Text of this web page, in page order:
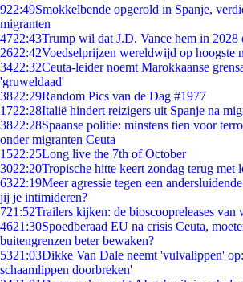
922:49Smokkelbende opgerold in Spanje,
migranten
4722:43Trump wil dat J.D. Vance hem in 2028
2622:42Voedselprijzen wereldwijd op hoogste
3422:32Ceuta-leider noemt Marokkaanse
'gruweldaad'
3822:29Random Pics van de Dag #1977
1722:28Italië hindert reizigers uit Spanje na
3822:28Spaanse politie: minstens tien voor
onder migranten Ceuta
1522:25Long live the 7th of October
3022:20Tropische hitte keert zondag terug met
6322:19Meer agressie tegen een
jij je intimideren?
721:52Trailers kijken: de bioscoopreleases van
4621:30Spoedberaad EU na crisis Ceuta,
buitengrenzen beter bewaken?
5321:03Dikke Van Dale neemt 'vulvalippen'
schaamlippen doorbreken'